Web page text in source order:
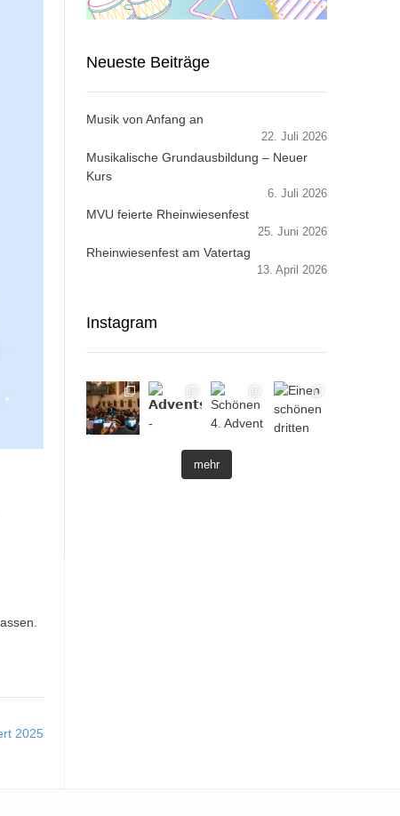
2025
Neueste Beiträge
Musik von Anfang an
22. Juli 2026
Musikalische Grundausbildung – Neuer
Kurs
6. Juli 2026
MVU feierte Rheinwiesenfest
25. Juni 2026
Rheinwiesenfest am Vatertag
13. April 2026
Instagram
mehr